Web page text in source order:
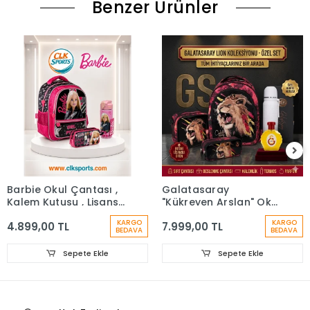
Benzer Ürünler
Barbie Okul Çantası ,
Kalem Kutusu , Lisanslı
4.899,00 TL KARGO
BEDAVA
Sepete Ekle
Galatasaray
"Kükreyen Arslan" Okul
Kalem Çantası, Özel
Matara Set
7.999,00 TL KARGO
BEDAVA
Sepete Ekle